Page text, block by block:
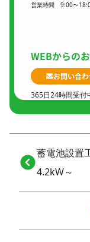
営業時間
9:00〜
WEBからの
お問い合
365日24時間受付
蓄電池設
4.2kW～